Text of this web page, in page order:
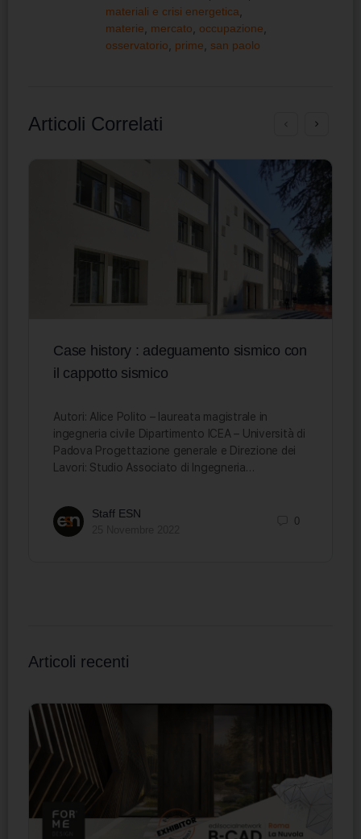
materiali e crisi energetica,
materie, mercato, occupazione,
osservatorio, prime, san paolo
Articoli Correlati
Case history : adeguamento sismico con
il cappotto sismico
Autori: Alice Polito – laureata magistrale in
ingegneria civile Dipartimento ICEA – Università di
Padova Progettazione generale e Direzione dei
Lavori: Studio Associato di Ingegneria…
Staff ESN
0
Articoli recenti